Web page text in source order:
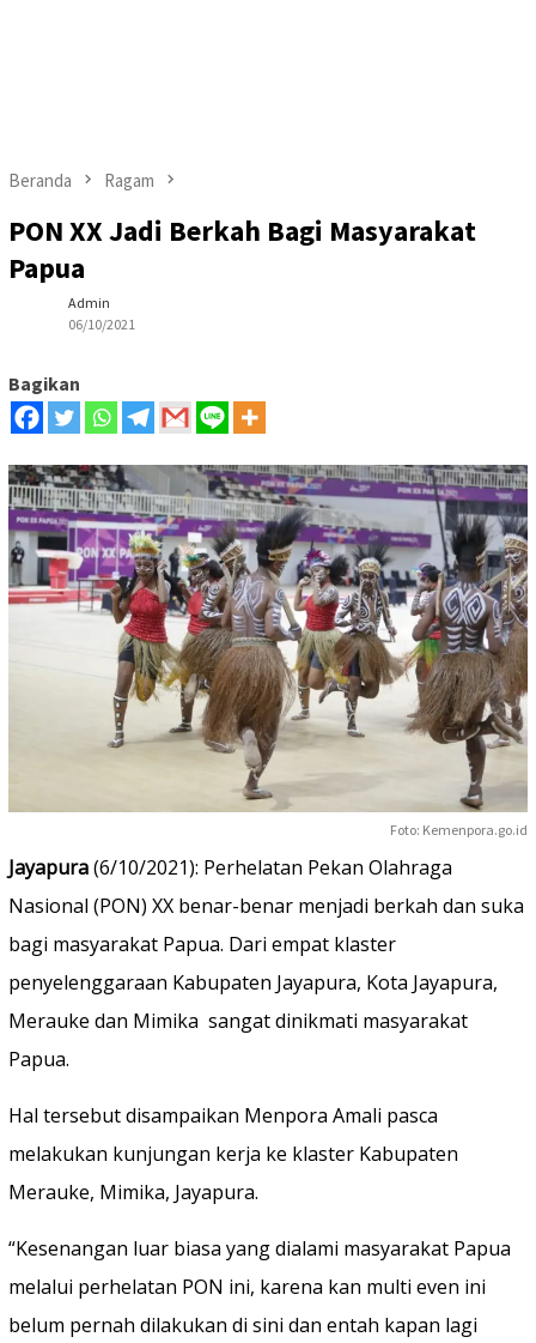
Beranda Ragam
PON XX Jadi Berkah Bagi Masyarakat
Papua
Admin
06/10/2021
Bagikan
Foto: Kemenpora.go.id
Jayapura(6/10/2021): Perhelatan Pekan Olahraga
Nasional (PON) XX benar-benar menjadi berkah dan suka
bagi masyarakat Papua. Dari empat klaster
penyelenggaraan Kabupaten Jayapura, Kota Jayapura,
Merauke dan Mimika sangat dinikmati masyarakat
Papua.
Hal tersebut disampaikan Menpora Amali pasca
melakukan kunjungan kerja ke klaster Kabupaten
Merauke, Mimika, Jayapura.
“Kesenangan luar biasa yang dialami masyarakat Papua
melalui perhelatan PON ini, karena kan multi even ini
belum pernah dilakukan di sini dan entah kapan lagi